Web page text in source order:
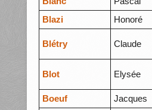
Blazi
Honoré
Blétry Claude
Blot Elysée
Boeuf Jacques